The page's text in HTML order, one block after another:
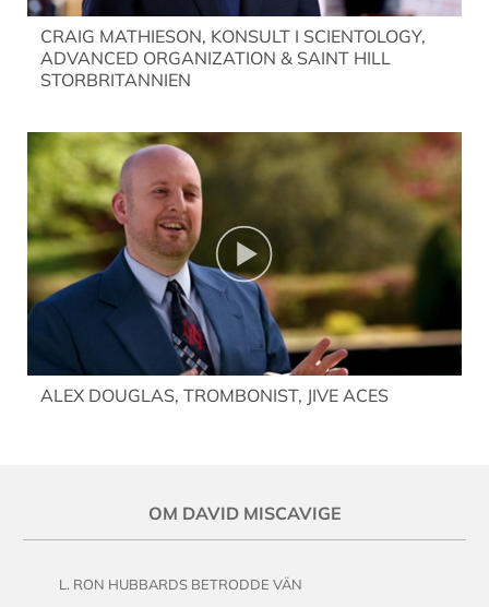
CRAIG MATHIESON, KONSULT I SCIENTOLOGY,
ADVANCED ORGANIZATION & SAINT HILL
STORBRITANNIEN
ALEX DOUGLAS, TROMBONIST, JIVE ACES
OM DAVID MISCAVIGE
L. RON HUBBARDS BETRODDE VÄN